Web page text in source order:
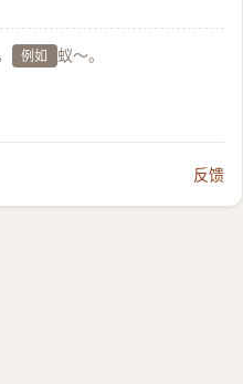
例如 蚁～。
反馈